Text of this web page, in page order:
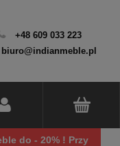
+48 609 033 223
biuro@indianmeble.pl
do - 20% ! Przy